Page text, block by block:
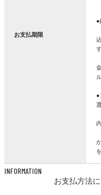
お支払期限
●
●
INFORMATION
お支払方法